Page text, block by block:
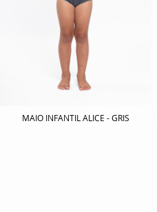
MAIO INFANTIL ALICE - GRIS